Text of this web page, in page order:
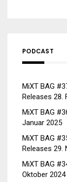
PODCAST
MiXT BAG
Releases 28.
MiXT BAG
Januar 2025
MiXT BAG
Releases 29.
MiXT BAG
Oktober 2024